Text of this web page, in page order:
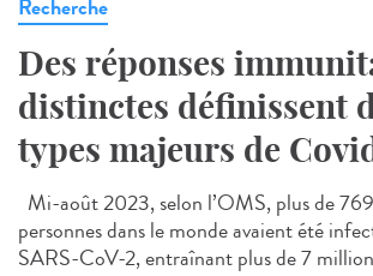
Recherche
Des réponses
distinctes définissent
types majeurs de
Mi-août 2023, selon l’OMS, plus de
personnes dans le monde avaient été
SARS-CoV-2, entraînant plus de 7